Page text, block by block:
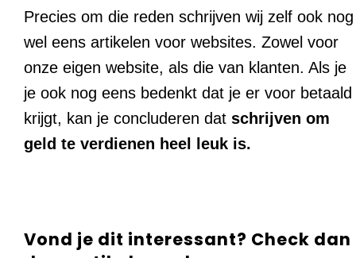
Precies om die reden schrijven wij zelf ook nog
wel eens artikelen voor websites. Zowel voor
onze eigen website, als die van klanten. Als je
je ook nog eens bedenkt dat je er voor betaald
krijgt, kan je concluderen dat schrijven om
geld te verdienen heel leuk is.
Vond je dit interessant? Check dan